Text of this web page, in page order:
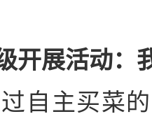
开展活动：
主买菜的